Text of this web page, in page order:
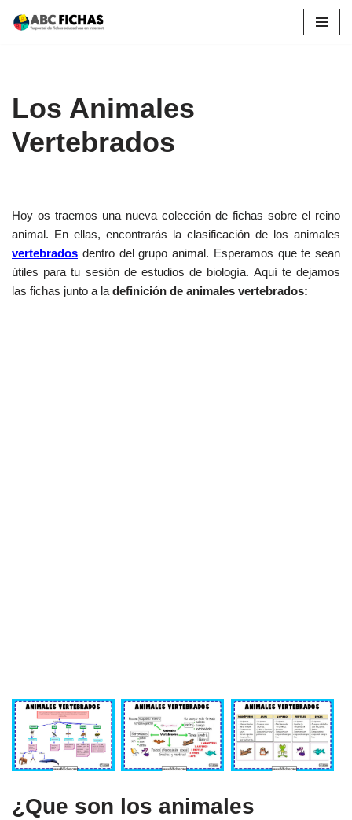
Los Animales
Vertebrados
Hoy os traemos una nueva colección de fichas sobre el reino
animal. En ellas, encontrarás la clasificación de los animales
vertebrados dentro del grupo animal. Esperamos que te sean
útiles para tu sesión de estudios de biología. Aquí te dejamos
las fichas junto a la definición de animales vertebrados:
¿Que son los animales